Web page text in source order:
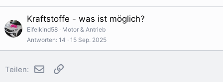
Kraftstoffe - was ist möglich?
Eifelkind58
Motor & Antrieb
Antworten 14 15 Sep. 2025
Teilen: E-MailLink